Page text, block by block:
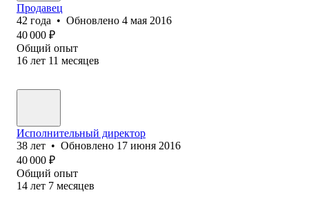
Продавец
42 года • Обновлено 4 мая 2016
40 000 ₽
Общий опыт
16 лет 11 месяцев
Исполнительный директор
38 лет • Обновлено 17 июня 2016
40 000 ₽
Общий опыт
14 лет 7 месяцев